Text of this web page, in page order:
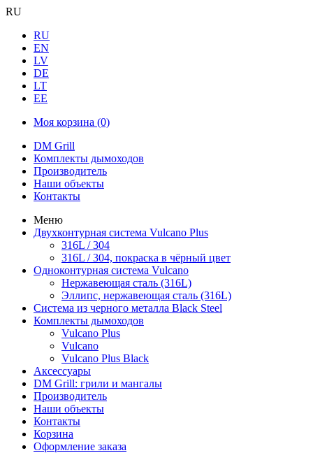
RU
RU
EN
LV
DE
LT
EE
Моя корзина (0)
DM Grill
Комплекты дымоходов
Производитель
Наши объекты
Контакты
Меню
Двухконтурная система Vulcano Plus
316L / 304
316L / 304, покраска в чёрный цвет
Одноконтурная система Vulcano
Нержавеющая сталь (316L)
Эллипс, нержавеющая сталь (316L)
Система из черного металла Black Steel
Комплекты дымоходов
Vulcano Plus
Vulcano
Vulcano Plus Black
Аксессуары
DM Grill: грили и мангалы
Производитель
Наши объекты
Контакты
Корзина
Оформление заказа